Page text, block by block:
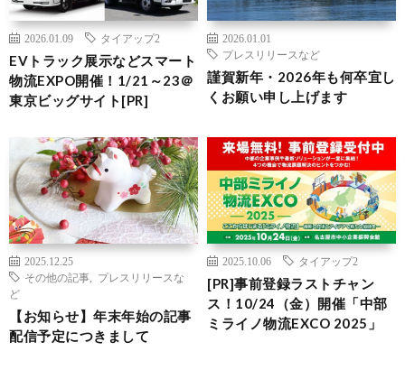
2026.01.09 タイアップ2
EVトラック展示などスマート
物流EXPO開催！1/21～23＠
東京ビッグサイト[PR]
2026.01.01
プレスリリースなど
謹賀新年・2026年も何卒宜し
くお願い申し上げます
2025.12.25
その他の記事
プレスリリースな
ど
【お知らせ】年末年始の記事
配信予定につきまして
2025.10.06 タイアップ2
[PR]事前登録ラストチャン
ス！10/24（金）開催「中部
ミライノ物流EXCO 2025」